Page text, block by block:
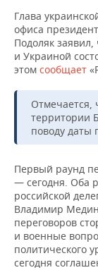
ВУЗЫ
КОМУ
ТОРГОВЫЕ
БАНКИ
БЮДЖЕТ
ИНВЕСТИЦИИ
АГРОПРОМ
НЕФТЕХИМИЯ
НЕФТЬ
ОПК
ЭНЕРГЕТИКА
НОВОСТИ
АВТО
НОВОСТИ
БИЗНЕС
НОВОСТИ
РОЗНИЧНАЯ
УСЛУГИ
ТЕХНОЛОГИИ
НОВОСТИ
МЕДИА
МЕРОПРИЯТИЯ
ВЫЕЗДНАЯ
БИЗНЕС-
ONLINE-
НОВОСТИ
ФУТБОЛ
ХОККЕЙ
ОБЩЕСТВО
НОВОСТИ
ВЛАСТЬ
ФОТОГАЛЕРЕЯ
СЮЖЕТЫ
Глава
офиса
Подоляк
и Украиной
этом сообщает
Отмечается,
территории
поводу даты
Первый раунд
— сегодня. Оба
российской
Владимир
переговоров
и военные
политического
сегодня